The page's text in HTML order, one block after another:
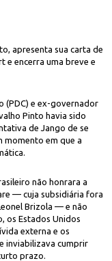
apresenta sua carta de
e encerra uma breve e
(PDC) e ex-governador
Pinto havia sido
de Jango de se
momento em que a
não honrara a
— cuja subsidiária fora
Brizola — e não
os Estados Unidos
externa e os
inviabilizava cumprir
prazo.